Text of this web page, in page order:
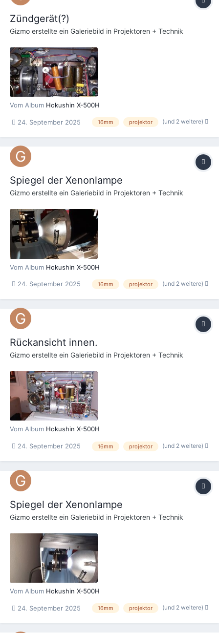
Zündgerät(?)
Gizmo erstellte ein Galeriebild in Projektoren + Technik
Vom Album Hokushin X-500H
24. September 2025 16mm projektor (und 2 weitere)
Spiegel der Xenonlampe
Gizmo erstellte ein Galeriebild in Projektoren + Technik
Vom Album Hokushin X-500H
24. September 2025 16mm projektor (und 2 weitere)
Rückansicht innen.
Gizmo erstellte ein Galeriebild in Projektoren + Technik
Vom Album Hokushin X-500H
24. September 2025 16mm projektor (und 2 weitere)
Spiegel der Xenonlampe
Gizmo erstellte ein Galeriebild in Projektoren + Technik
Vom Album Hokushin X-500H
24. September 2025 16mm projektor (und 2 weitere)